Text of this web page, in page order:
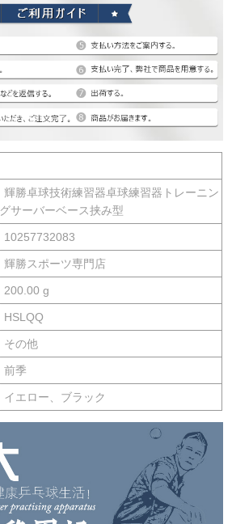
輝勝卓球技術練習器卓球練習器トレーニン
グサーバーベース挟み型
10257732083
輝勝スポーツ専門店
200.00 g
HSLQQ
その他
前季
イエロー、ブラック